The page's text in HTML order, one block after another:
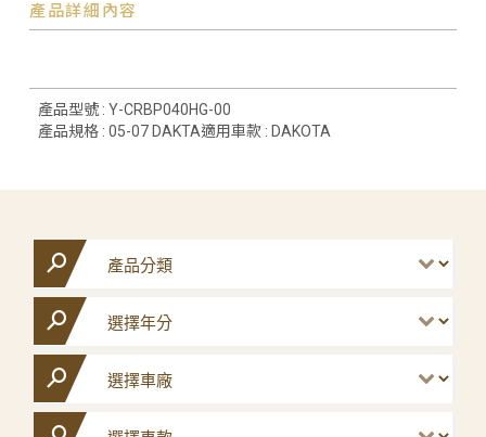
產品詳細內容
產品型號 : Y-CRBP040HG-00
產品規格 : 05-07 DAKTA適用車款 : DAKOTA